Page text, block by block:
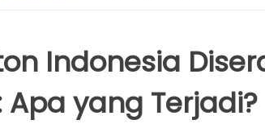
Indonesia
yang Terjadi?